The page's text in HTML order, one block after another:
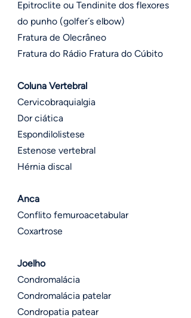
Epitroclite ou Tendinite dos flexores
do punho (golfer´s elbow)
Fratura de Olecrâneo
Fratura do Rádio Fratura do Cúbito
Coluna Vertebral
Cervicobraquialgia
Dor ciática
Espondilolistese
Estenose vertebral
Hérnia discal
Anca
Conflito femuroacetabular
Coxartrose
Joelho
Condromalácia
Condromalácia patelar
Condropatia patear